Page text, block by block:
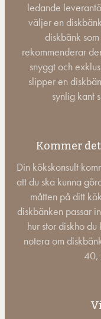
ledande
väljer en
diskbänk
rekommenderar
snyggt och
slipper en
synlig kant
Kommer
Din kökskonsult
att du ska kunna
måtten på ditt
diskbänken passar
hur stor diskho
notera om
40,